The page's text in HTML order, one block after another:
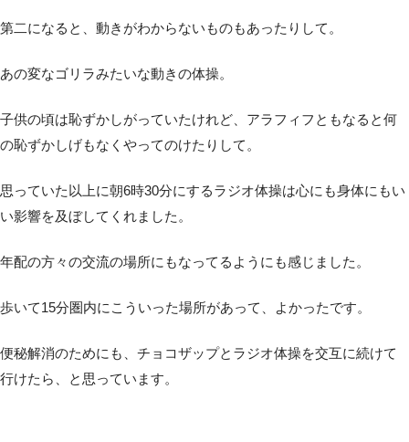
第二になると、動きがわからないものもあったりして。
あの変なゴリラみたいな動きの体操。
子供の頃は恥ずかしがっていたけれど、アラフィフともなると何
の恥ずかしげもなくやってのけたりして。
思っていた以上に朝6時30分にするラジオ体操は心にも身体にもい
い影響を及ぼしてくれました。
年配の方々の交流の場所にもなってるようにも感じました。
歩いて15分圏内にこういった場所があって、よかったです。
便秘解消のためにも、チョコザップとラジオ体操を交互に続けて
行けたら、と思っています。